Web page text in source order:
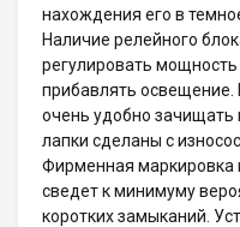
нахождения его в
Наличие релейного
регулировать мощность
прибавлять освещение.
очень удобно
лапки сделаны с
Фирменная маркировка
сведет к минимуму
коротких замыканий.